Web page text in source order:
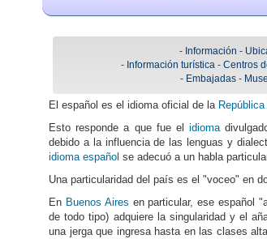
- Información -
- Información turística- Centros
- Embajadas-
El español es el idioma oficial de la
Esto responde a que fue elidioma
debido a la influencia de las lenguas y
idioma español se adecuó a un habla
Una particularidad del país es el "voceo" en
En Buenos Aires en particular, ese español
de todo tipo) adquiere la singularidad y el
una jerga que ingresa hasta en las clases